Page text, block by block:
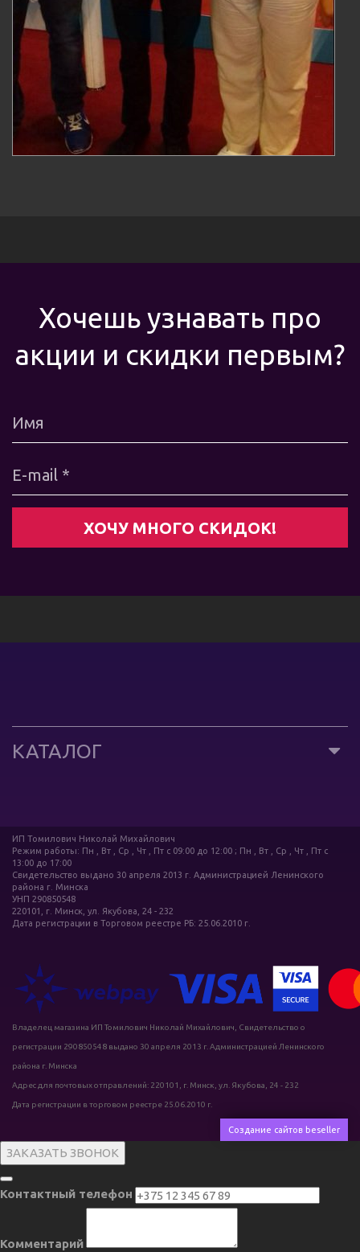
Хочешь узнавать про
акции и скидки первым?
КАТАЛОГ
ИП Томилович Николай Михайлович
Режим работы: Пн , Вт , Ср , Чт , Пт c 09:00 до 12:00 ; Пн , Вт , Ср , Чт , Пт c
13:00 до 17:00
Свидетельство выдано 30 апреля 2013 г. Администрацией Ленинского
района г. Минска
УНП 290850548
220101, г. Минск, ул. Якубова, 24 - 232
Дата регистрации в Торговом реестре РБ: 25.06.2010 г.
Владелец магазина ИП Томилович Николай Михайлович, Свидетельство о
регистрации 290850548 выдано 30 апреля 2013 г. Администрацией Ленинского
района г. Минска
Адрес для почтовых отправлений: 220101, г. Минск, ул. Якубова, 24 - 232
Дата регистрации в торговом реестре 25.06.2010 г.
Создание сайтов beseller
ЗАКАЗАТЬ ЗВОНОК
Контактный телефон
Комментарий